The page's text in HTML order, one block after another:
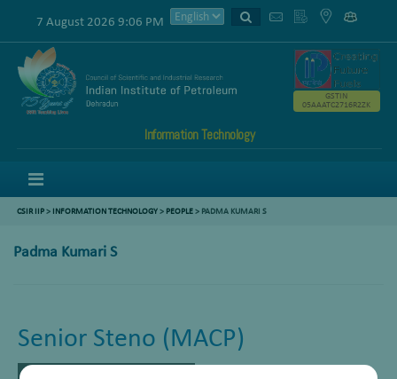
7 August 2026 9:06 PM
Information Technology
GSTIN
05AAATC2716R2ZK
CSIR IIP> INFORMATION TECHNOLOGY> PEOPLE> PADMA KUMARI S
Padma Kumari S
Senior Steno (MACP)